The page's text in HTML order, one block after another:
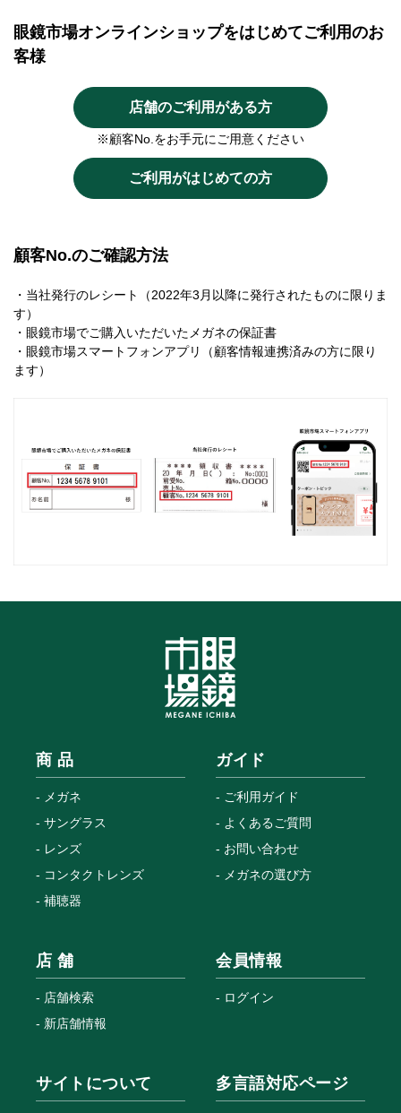
眼鏡市場オンラインショップをはじめてご利用のお
客様
店舗のご利用がある方
※顧客No.をお手元にご用意ください
ご利用がはじめての方
顧客No.のご確認方法
・当社発行のレシート（2022年3月以降に発行されたものに限りま
す）
・眼鏡市場でご購入いただいたメガネの保証書
・眼鏡市場スマートフォンアプリ（顧客情報連携済みの方に限り
ます）
商 品
メガネ
サングラス
レンズ
コンタクトレンズ
補聴器
ガイド
ご利用ガイド
よくあるご質問
お問い合わせ
メガネの選び方
店 舗
店舗検索
新店舗情報
会員情報
ログイン
サイトについて 多言語対応ページ